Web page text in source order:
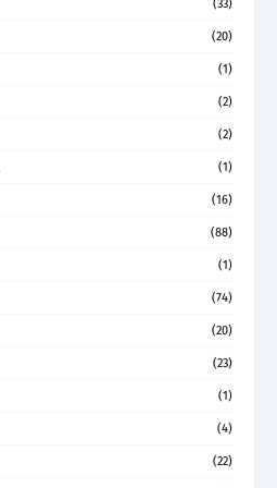
(33)
(20)
(1)
(2)
(2)
(1)
(16)
(88)
(1)
(74)
(20)
(23)
(1)
(4)
(22)